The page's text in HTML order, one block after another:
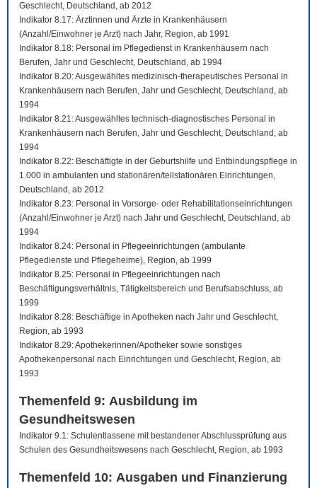
Geschlecht, Deutschland, ab 2012
Indikator 8.17: Ärztinnen und Ärzte in Krankenhäusern
(Anzahl/Einwohner je Arzt) nach Jahr, Region, ab 1991
Indikator 8.18: Personal im Pflegedienst in Krankenhäusern nach
Berufen, Jahr und Geschlecht, Deutschland, ab 1994
Indikator 8.20: Ausgewähltes medizinisch-therapeutisches Personal in
Krankenhäusern nach Berufen, Jahr und Geschlecht, Deutschland, ab
1994
Indikator 8.21: Ausgewähltes technisch-diagnostisches Personal in
Krankenhäusern nach Berufen, Jahr und Geschlecht, Deutschland, ab
1994
Indikator 8.22: Beschäftigte in der Geburtshilfe und Entbindungspflege in
1.000 in ambulanten und stationären/teilstationären Einrichtungen,
Deutschland, ab 2012
Indikator 8.23: Personal in Vorsorge- oder Rehabilitationseinrichtungen
(Anzahl/Einwohner je Arzt) nach Jahr und Geschlecht, Deutschland, ab
1994
Indikator 8.24: Personal in Pflegeeinrichtungen (ambulante
Pflegedienste und Pflegeheime), Region, ab 1999
Indikator 8.25: Personal in Pflegeeinrichtungen nach
Beschäftigungsverhältnis, Tätigkeitsbereich und Berufsabschluss, ab
1999
Indikator 8.28: Beschäftige in Apotheken nach Jahr und Geschlecht,
Region, ab 1993
Indikator 8.29: Apothekerinnen/Apotheker sowie sonstiges
Apothekenpersonal nach Einrichtungen und Geschlecht, Region, ab
1993
Themenfeld 9: Ausbildung im
Gesundheitswesen
Indikator 9.1: Schulentlassene mit bestandener Abschlussprüfung aus
Schulen des Gesundheitswesens nach Geschlecht, Region, ab 1993
Themenfeld 10: Ausgaben und Finanzierung